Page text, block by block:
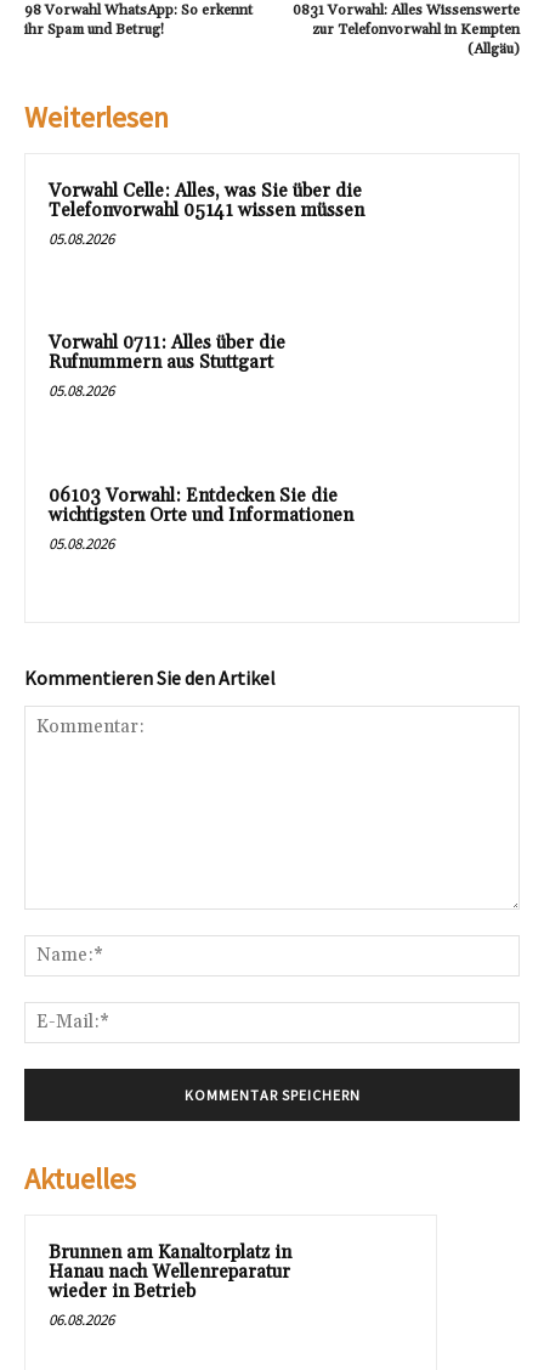
98 Vorwahl WhatsApp: So erkennt
ihr Spam und Betrug!
0831 Vorwahl: Alles Wissenswerte
zur Telefonvorwahl in Kempten
(Allgäu)
Weiterlesen
Vorwahl Celle: Alles, was Sie über die
Telefonvorwahl 05141 wissen müssen
05.08.2026
Vorwahl 0711: Alles über die
Rufnummern aus Stuttgart
05.08.2026
06103 Vorwahl: Entdecken Sie die
wichtigsten Orte und Informationen
05.08.2026
Kommentieren Sie den Artikel
Aktuelles
Brunnen am Kanaltorplatz in
Hanau nach Wellenreparatur
wieder in Betrieb
06.08.2026